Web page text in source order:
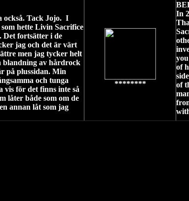
också. Tack Jojo. I
hette Livin Sacrifice
Det fortsätter i de
jag och det är värt
men jag tycker helt
blandning av hårdrock
på plussidan. Min
och tunga
vis för det finns inte så
låter både som om de
annan låt som jag
********
In
of
of